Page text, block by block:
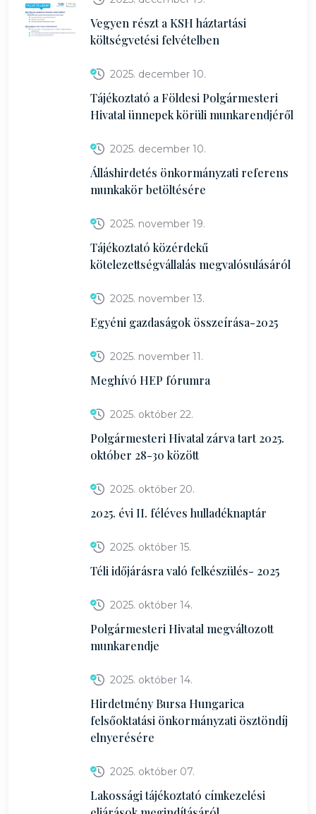
Vegyen részt a KSH háztartási
költségvetési felvételben
2025. december 10.
Tájékoztató a Földesi Polgármesteri
Hivatal ünnepek körüli munkarendjéről
2025. december 10.
Álláshirdetés önkormányzati referens
munkakör betöltésére
2025. november 19.
Tájékoztató közérdekű
kötelezettségvállalás megvalósulásáról
2025. november 13.
Egyéni gazdaságok összeírása-2025
2025. november 11.
Meghívó HEP fórumra
2025. október 22.
Polgármesteri Hivatal zárva tart 2025.
október 28-30 között
2025. október 20.
2025. évi II. féléves hulladéknaptár
2025. október 15.
Téli időjárásra való felkészülés- 2025
2025. október 14.
Polgármesteri Hivatal megváltozott
munkarendje
2025. október 14.
Hirdetmény Bursa Hungarica
felsőoktatási önkormányzati ösztöndíj
elnyerésére
2025. október 07.
Lakossági tájékoztató címkezelési